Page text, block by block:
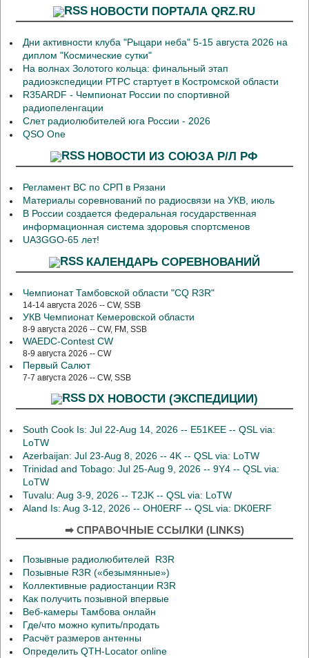
НОВОСТИ ПОРТАЛА QRZ.RU
Дни активности клуба "Рыцари неба" 5-15 августа 2026 на
диплом "Космические сутки"
На волнах Золотого кольца: финальный этап
радиоэкспедиции РТРС стартует в Костромской области
R35ARDF - Чемпионат России по спортивной
радиопеленгации
Слет радиолюбителей юга России - 2026
QSO One
НОВОСТИ ИЗ СОЮЗА Р/Л РФ
Регламент ВС по СРП в Рязани
Материалы соревнований по радиосвязи на УКВ, июль
В России создается федеральная государственная
информационная система здоровья спортсменов
UA3GGO-65 лет!
КАЛЕНДАРЬ СОРЕВНОВАНИЙ
Чемпионат Тамбовской области "CQ R3R"
14-14 августа 2026 -- CW, SSB
УКВ Чемпионат Кемеровской области
8-9 августа 2026 -- CW, FM, SSB
WAEDC-Contest CW
8-9 августа 2026 -- CW
Первый Салют
7-7 августа 2026 -- CW, SSB
DX НОВОСТИ (ЭКСПЕДИЦИИ)
South Cook Is: Jul 22-Aug 14, 2026 -- E51KEE -- QSL via:
LoTW
Azerbaijan: Jul 23-Aug 8, 2026 -- 4K -- QSL via: LoTW
Trinidad and Tobago: Jul 25-Aug 9, 2026 -- 9Y4 -- QSL via:
LoTW
Tuvalu: Aug 3-9, 2026 -- T2JK -- QSL via: LoTW
Aland Is: Aug 3-12, 2026 -- OH0ERF -- QSL via: DK0ERF
➡ СПРАВОЧНЫЕ ССЫЛКИ (LINKS)
Позывные радиолюбителей R3R
Позывные R3R («безымянные»)
Коллективные радиостанции R3R
Как получить позывной впервые
Веб-камеры Тамбова онлайн
Где/что можно купить/продать
Расчёт размеров антенны
Определить QTH-Locator online